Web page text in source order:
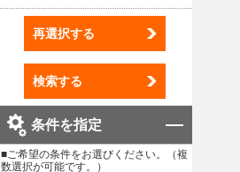
再選択する
検索する
条件を指定
■ご希望の条件をお選びください。（複
数選択が可能です。）